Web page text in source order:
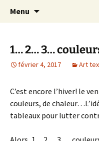
filsetcrayons
Le blog de Sophie A
Menu
1… 2… 3…
février 4, 2017 Art
C’est encore l’hiver! le
couleurs, de
tableaux pour lutter